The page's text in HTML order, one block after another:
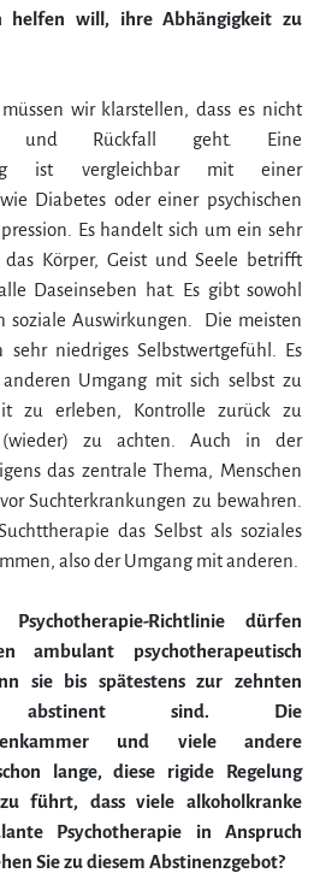
helfen will, ihre Abhängigkeit zu
wir klarstellen, dass es nicht
und Rückfall geht. Eine
ist vergleichbar mit einer
Diabetes oder einer psychischen
Es handelt sich um ein sehr
das Körper, Geist und Seele betrifft
Daseinseben hat. Es gibt sowohl
soziale Auswirkungen. Die meisten
niedriges Selbstwertgefühl. Es
Umgang mit sich selbst zu
zu erleben, Kontrolle zurück zu
(wieder) zu achten. Auch in der
das zentrale Thema, Menschen
Suchterkrankungen zu bewahren.
das Selbst als soziales
also der Umgang mit anderen.
Richtlinie dürfen
ambulant psychotherapeutisch
sie bis spätestens zur zehnten
abstinent sind. Die
und viele andere
lange, diese rigide Regelung
führt, dass viele alkoholkranke
Psychotherapie in Anspruch
Sie zu diesem Abstinenzgebot?